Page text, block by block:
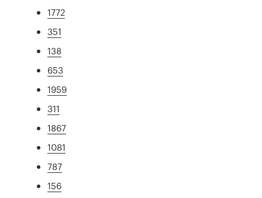
1772
351
138
653
1959
311
1867
1081
787
156